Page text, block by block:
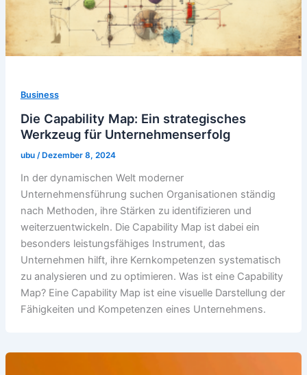
Business
Die Capability Map: Ein strategisches
Werkzeug für Unternehmenserfolg
ubu /Dezember 8, 2024
In der dynamischen Welt moderner
Unternehmensführung suchen Organisationen ständig
nach Methoden, ihre Stärken zu identifizieren und
weiterzuentwickeln. Die Capability Map ist dabei ein
besonders leistungsfähiges Instrument, das
Unternehmen hilft, ihre Kernkompetenzen systematisch
zu analysieren und zu optimieren. Was ist eine Capability
Map? Eine Capability Map ist eine visuelle Darstellung der
Fähigkeiten und Kompetenzen eines Unternehmens.